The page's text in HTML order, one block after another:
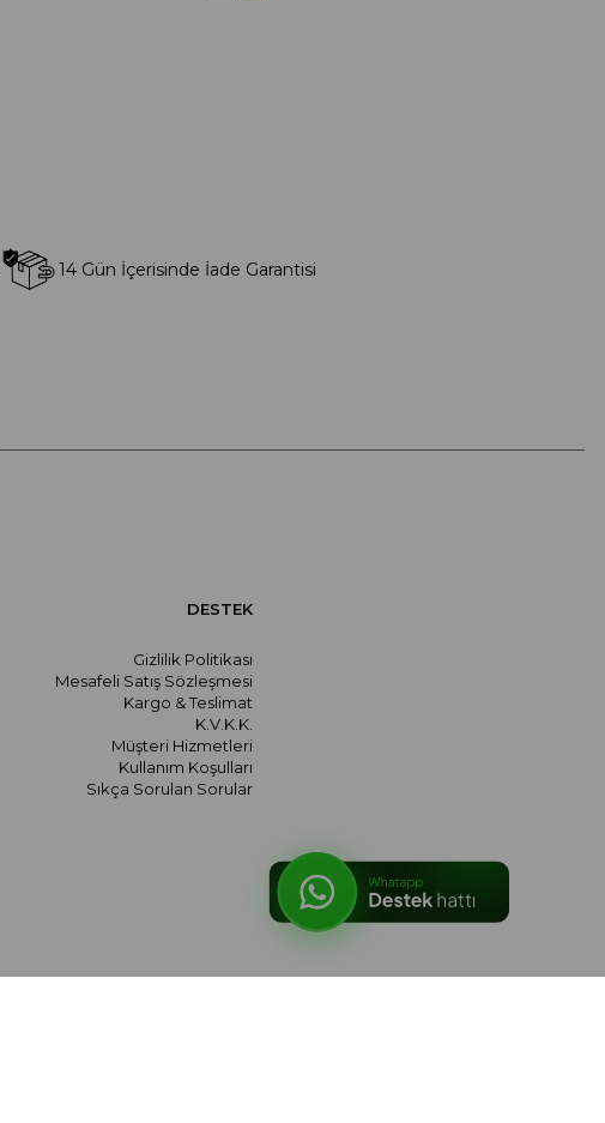
14 Gün İçerisinde İade Garantisi
DESTEK
Gizlilik Politikası
Mesafeli Satış Sözleşmesi
Kargo & Teslimat
K.V.K.K.
Müşteri Hizmetleri
Kullanım Koşulları
Sıkça Sorulan Sorular